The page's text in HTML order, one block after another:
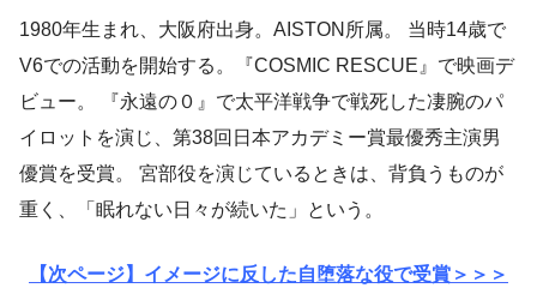
1980年生まれ、大阪府出身。AISTON所属。 当時14歳で
V6での活動を開始する。『COSMIC RESCUE』で映画デ
ビュー。 『永遠の０』で太平洋戦争で戦死した凄腕のパ
イロットを演じ、第38回日本アカデミー賞最優秀主演男
優賞を受賞。 宮部役を演じているときは、背負うものが
重く、「眠れない日々が続いた」という。
【次ページ】イメージに反した自堕落な役で受賞＞＞＞